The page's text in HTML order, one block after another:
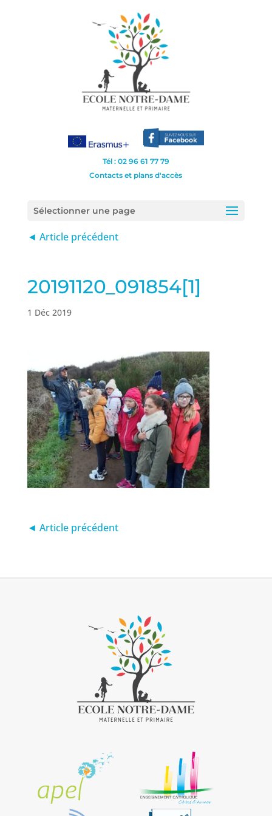
Tél : 02 96 61 77 79
Contacts et plans d'accès
Sélectionner une page
◄ Article précédent
20191120_091854[1]
1 Déc 2019
◄ Article précédent